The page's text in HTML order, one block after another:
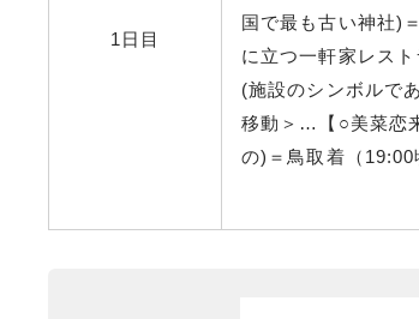
1日目
国で最も古い神社)
に立つ一軒家レス
(施設のシンボルで
移動＞…【○美菜恋
の)＝鳥取着（19:00